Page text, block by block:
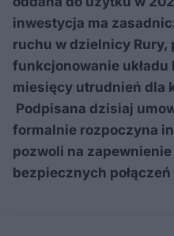
inwestycja ma
ruchu w dzielnicy Rury,
funkcjonowanie układu
miesięcy utrudnień dla
Podpisana dzisiaj
formalnie rozpoczyna
pozwoli na
bezpiecznych